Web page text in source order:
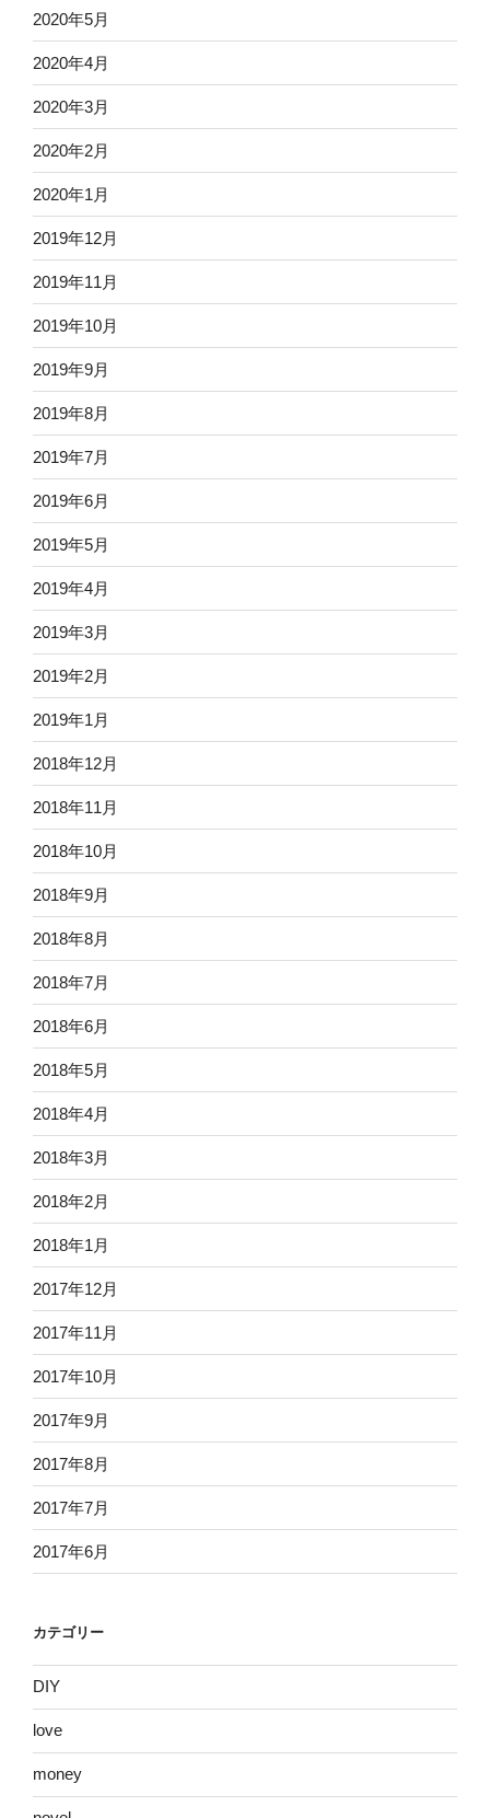
2020年5月
2020年4月
2020年3月
2020年2月
2020年1月
2019年12月
2019年11月
2019年10月
2019年9月
2019年8月
2019年7月
2019年6月
2019年5月
2019年4月
2019年3月
2019年2月
2019年1月
2018年12月
2018年11月
2018年10月
2018年9月
2018年8月
2018年7月
2018年6月
2018年5月
2018年4月
2018年3月
2018年2月
2018年1月
2017年12月
2017年11月
2017年10月
2017年9月
2017年8月
2017年7月
2017年6月
カテゴリー
DIY
love
money